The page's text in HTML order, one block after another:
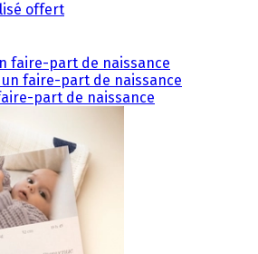
offert
faire-part de naissance
faire-part de naissance
part de naissance